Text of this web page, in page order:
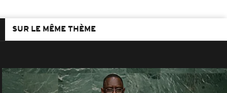
SUR LE MÊME THÈME